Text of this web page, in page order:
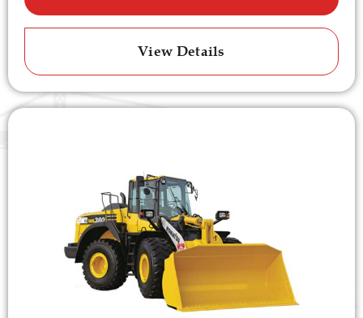
View Details